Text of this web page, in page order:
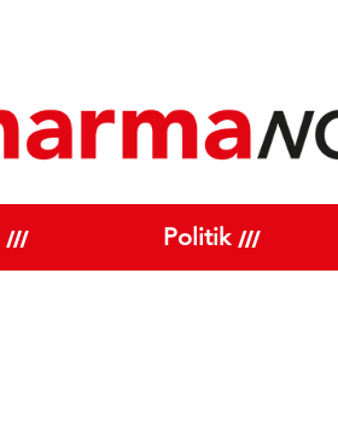
Politik